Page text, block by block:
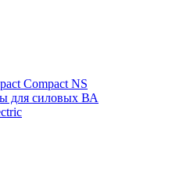
Compact NS
для силовых ВА